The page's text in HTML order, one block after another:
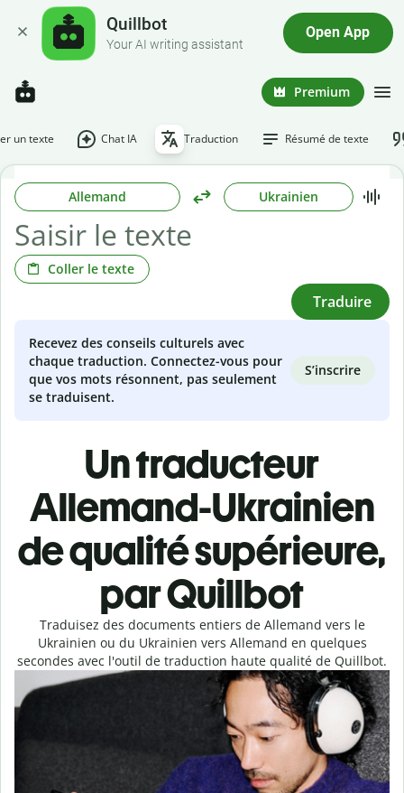
Quillbot
Your AI writing assistant
Open App
Premium
un texte Chat IA Traduction Résumé de texte
Allemand Ukrainien
Coller le texte
Traduire
Recevez des conseils culturels avec
chaque traduction. Connectez-vous pour
que vos mots résonnent, pas seulement
se traduisent.
S’inscrire
Un traducteur
Allemand-Ukrainien
de qualité supérieure,
par Quillbot
Traduisez des documents entiers de Allemand vers le
Ukrainien ou du Ukrainien vers Allemand en quelques
secondes avec l'outil de traduction haute qualité de Quillbot.